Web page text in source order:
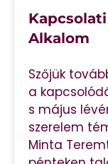
Alkalom
Szőjük
a
s május
szerelem
Minta